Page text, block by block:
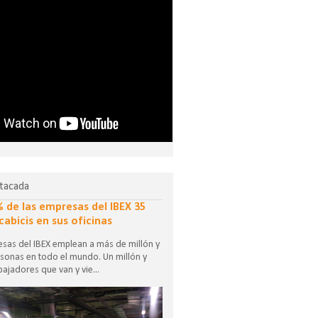
de las empresas del IBEX 35
en sus oficinas
del IBEX emplean a más de millón y
en todo el mundo. Un millón y
que van y vie...